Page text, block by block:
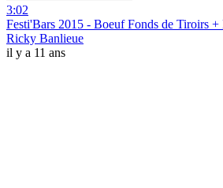
3:02
Festi'Bars 2015 - Boeuf Fonds de Tiroirs +
Ricky Banlieue
il y a 11 ans